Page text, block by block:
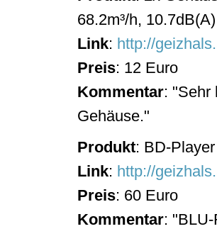
68.2m³/h, 10.7dB(A)
Link: http://
Preis: 12 Euro
Kommentar: "Sehr
Gehäuse."
Produkt: BD-
Link: http://
Preis: 60 Euro
Kommentar: